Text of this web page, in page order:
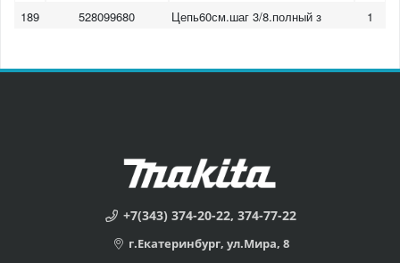
189
528099680 Цепь60см.шаг 3/8.полный з 1
+7(343) 374-20-22, 374-77-22
г.Екатеринбург, ул.Мира, 8